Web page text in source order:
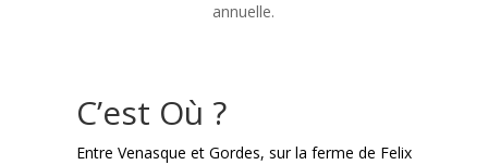
annuelle.
C’est Où ?
Entre Venasque et Gordes, sur la ferme de Felix